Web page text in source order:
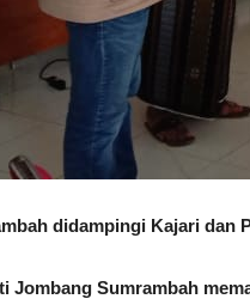
didampingi Kajari
Jombang Sumrambah